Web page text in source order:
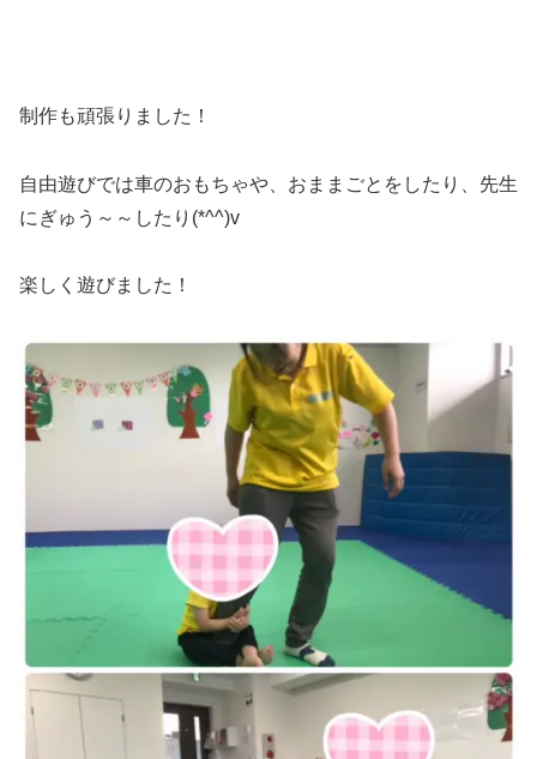
制作も頑張りました！
自由遊びでは車のおもちゃや、おままごとをしたり、先生
にぎゅう～～したり(*^^)v
楽しく遊びました！